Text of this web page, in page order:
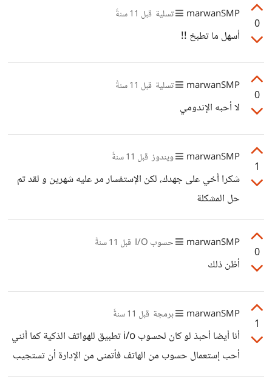
0
marwanSMP تسلية قبل 11 سنةً
أسهل ما تطبخ !!
0
marwanSMP تسلية قبل 11 سنةً
لا أحبه الإندومي
1
marwanSMP ويندوز قبل 11 سنةً
شكرا أخي على جهدك، لكن الإستفسار مر عليه شهرين و لقد تم
حل المشكلة
0
marwanSMP حسوب I/O قبل 11 سنةً
أظن ذلك
1
marwanSMP برمجة قبل 11 سنةً
أنا أيضا أحبذ لو كان لحسوب i/o تطبيق للهواتف الذكية كما أنني
أحب إستعمال حسوب من الهاتف فأتمنى من الإدارة أن تستجيب
لنا